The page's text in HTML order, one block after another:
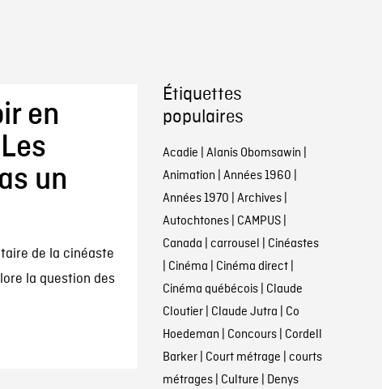
en
un
de la cinéaste
la question des
Étiquettes
populaires
Acadie | Alanis Obomsawin |
Animation | Années 1960 |
Années 1970 | Archives|
Autochtones| CAMPUS|
Canada | carrousel | Cinéastes
| Cinéma | Cinéma direct|
Cinéma québécois| Claude
Cloutier| Claude Jutra | Co
Hoedeman | Concours| Cordell
Barker| Court métrage | courts
métrages| Culture | Denys